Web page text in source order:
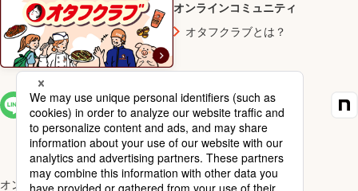
オンラインコミュニティ
オタフクラブとは？
SNS一覧
オンラインショップ楽天市場店